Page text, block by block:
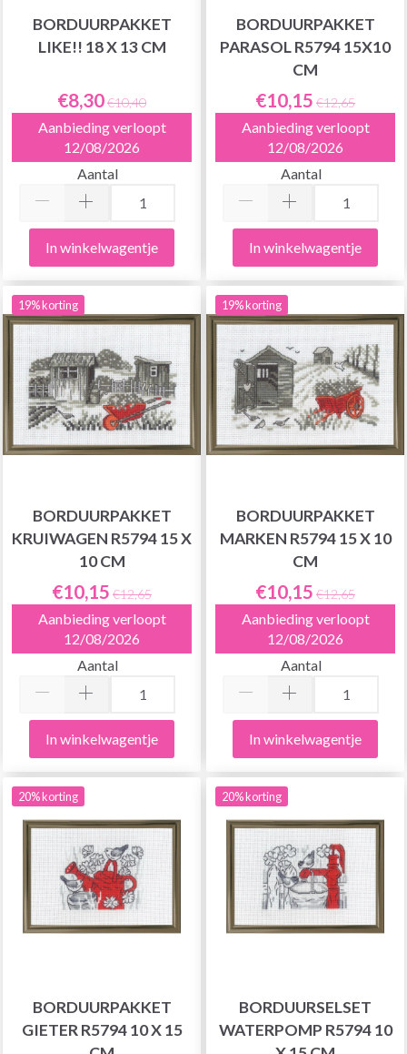
BORDUURPAKKET
LIKE!! 18 X 13 CM
€8,30€10,40
Aanbieding verloopt
12/08/2026
Aantal
In winkelwagentje
BORDUURPAKKET
PARASOL R5794 15X10
CM
€10,15 €12,65
Aanbieding verloopt
12/08/2026
Aantal
In winkelwagentje
19% korting
BORDUURPAKKET
KRUIWAGEN R5794 15 X
10 CM
€10,15 €12,65
Aanbieding verloopt
12/08/2026
Aantal
In winkelwagentje
19% korting
BORDUURPAKKET
MARKEN R5794 15 X 10
CM
€10,15 €12,65
Aanbieding verloopt
12/08/2026
Aantal
In winkelwagentje
20% korting
BORDUURPAKKET
GIETER R5794 10 X 15
20% korting
BORDUURSELSET
WATERPOMP R5794 10